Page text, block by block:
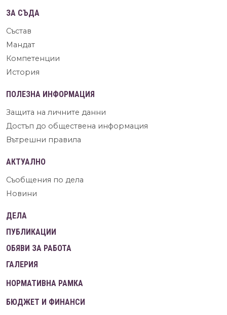
ЗА СЪДА
Състав
Мандат
Компетенции
История
ПОЛЕЗНА ИНФОРМАЦИЯ
Защита на личните данни
Достъп до обществена информация
Вътрешни правила
АКТУАЛНО
Съобщения по дела
Новини
ДЕЛА
ПУБЛИКАЦИИ
ОБЯВИ ЗА РАБОТА
ГАЛЕРИЯ
НОРМАТИВНА РАМКА
БЮДЖЕТ И ФИНАНСИ